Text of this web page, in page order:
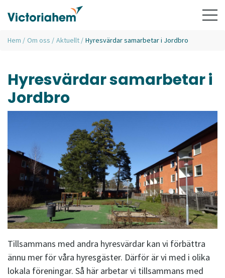
Hem / Om oss / Aktuellt / Hyresvärdar samarbetar i Jordbro
Hyresvärdar samarbetar i
Jordbro
Tillsammans med andra hyresvärdar kan vi förbättra
ännu mer för våra hyresgäster. Därför är vi med i olika
lokala föreningar. Så här arbetar vi tillsammans med